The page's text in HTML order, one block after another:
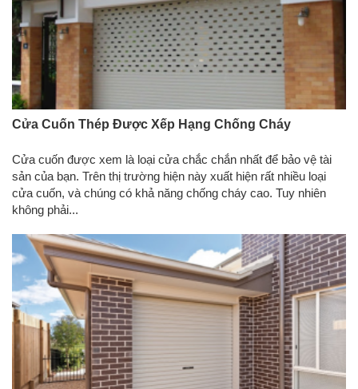
Cửa Cuốn Thép Được Xếp Hạng Chống Cháy
Cửa cuốn được xem là loại cửa chắc chắn nhất để bảo vệ tài
sản của bạn. Trên thị trường hiện này xuất hiện rất nhiều loại
cửa cuốn, và chúng có khả năng chống cháy cao. Tuy nhiên
không phải...